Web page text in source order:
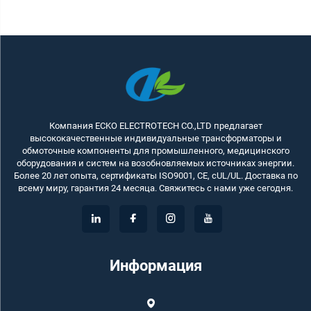
Компания ECKO ELECTROTECH CO.,LTD предлагает
высококачественные индивидуальные трансформаторы и
обмоточные компоненты для промышленного, медицинского
оборудования и систем на возобновляемых источниках энергии.
Более 20 лет опыта, сертификаты ISO9001, CE, cUL/UL. Доставка по
всему миру, гарантия 24 месяца. Свяжитесь с нами уже сегодня.
Информация